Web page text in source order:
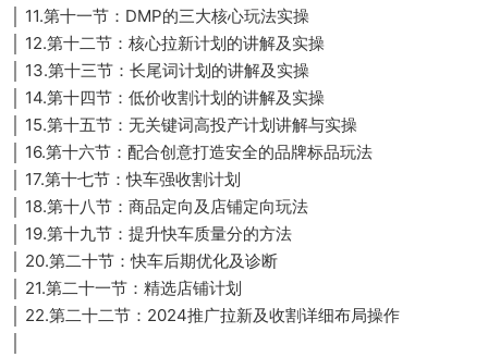
│ 11.第十一节：DMP的三大核心玩法实操
│ 12.第十二节：核心拉新计划的讲解及实操
│ 13.第十三节：长尾词计划的讲解及实操
│ 14.第十四节：低价收割计划的讲解及实操
│ 15.第十五节：无关键词高投产计划讲解与实操
│ 16.第十六节：配合创意打造安全的品牌标品玩法
│ 17.第十七节：快车强收割计划
│ 18.第十八节：商品定向及店铺定向玩法
│ 19.第十九节：提升快车质量分的方法
│ 20.第二十节：快车后期优化及诊断
│ 21.第二十一节：精选店铺计划
│ 22.第二十二节：2024推广拉新及收割详细布局操作